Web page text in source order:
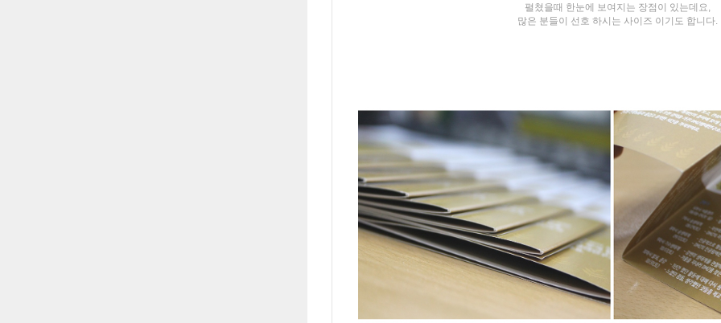
펼쳤을때 한눈에 보여지는 장점이 있는데요,
많은 분들이 선호 하시는 사이즈 이기도 합니다.